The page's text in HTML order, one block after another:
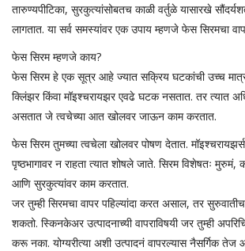
तारुण्यपीटिका, सुरकुत्यांसोबतच काळी वर्तुळे यासारखे
लागतात. या सर्व समस्यांवर एक उपाय म्हणजे फेस सिरमचा
फेस सिरम म्हणजे काय?
फेस सिरम हे एक सूत्र आहे ज्यात सक्रिय घटकांची उच्च
क्लिंझर किंवा मॉइश्चरायझर एवढे घटक नसतात. तर त्यात
असतात जे त्वचेच्या आत खोलवर जाऊन काम करतात.
फेस सिरम तुमच्या त्वचेला खोलवर पोषण देतात.
पृष्ठभागावर न राहता त्यात शोषले जाते. सिरम विशेषतः मुरुमं,
आणि सुरकुत्यांवर काम करतात.
जर तुम्ही सिरमचा वापर पहिल्यांदा करत असाल, तर
शकतो. स्किनकेअर उत्पादनाच्यी वापराविषयी जर तुम्ही
करू नका. योग्यरीत्या अशी उत्पादनं वापरल्यास नैसर्गिक तेज